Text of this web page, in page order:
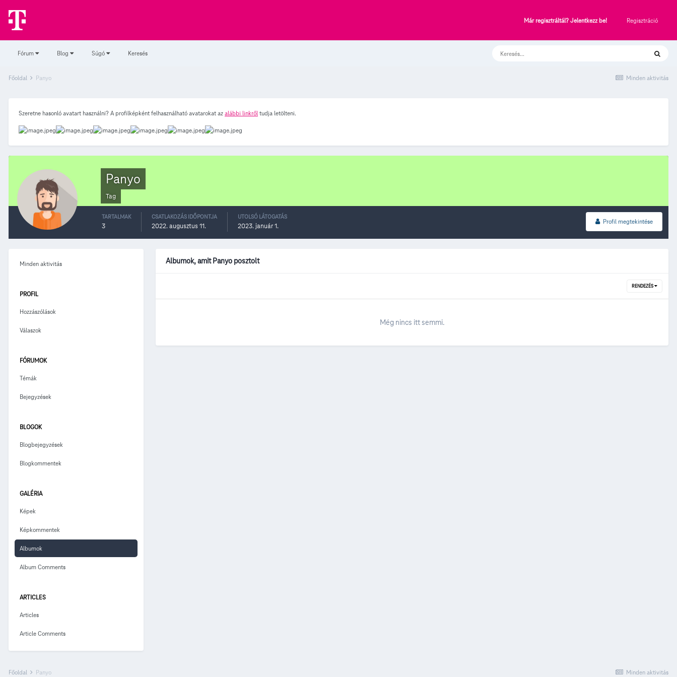
Már regisztráltál? Jelentkezz be! Regisztráció
Fórum Blog Súgó Keresés
Minden aktivitás
Főoldal Panyo
Szeretne hasonló avatart használni? A profilképként felhasználható avatarokat az alábbi linkről tudja letölteni.
Panyo
Tag
Profil megtekintése
TARTALMAK
3
CSATLAKOZÁS IDŐPONTJA
2022. augusztus 11.
UTOLSÓ LÁTOGATÁS
2023. január 1.
Minden aktivitás
PROFIL
Hozzászólások
Válaszok
FÓRUMOK
Témák
Bejegyzések
BLOGOK
Blogbejegyzések
Blogkommentek
GALÉRIA
Képek
Képkommentek
Albumok
Album Comments
ARTICLES
Articles
Article Comments
Albumok, amit Panyo posztolt
RENDEZÉS
Még nincs itt semmi.
Minden aktivitás
Főoldal Panyo